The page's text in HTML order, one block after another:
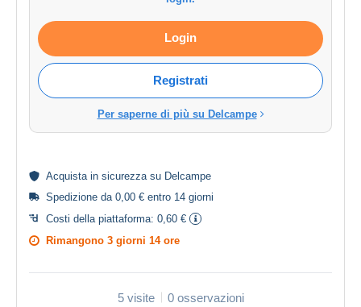
Login
Registrati
Per saperne di più su Delcampe
Acquista in sicurezza su Delcampe
Spedizione da 0,00 € entro 14 giorni
Costi della piattaforma: 0,60 €
Rimangono 3 giorni 14 ore
5 visite 0 osservazioni